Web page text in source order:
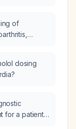
of
monitoring
dosing
for a patient